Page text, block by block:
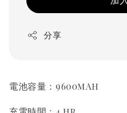
分享
電池容量：9600mAh